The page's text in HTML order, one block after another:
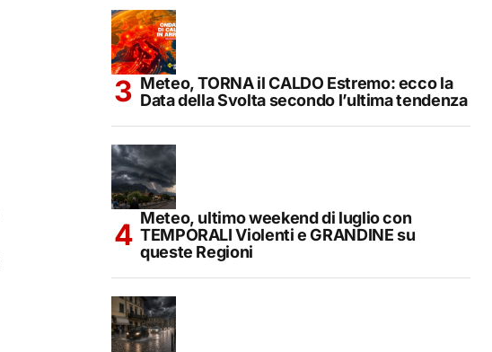
Meteo, TORNA il CALDO Estremo: ecco la
Data della Svolta secondo l’ultima tendenza
Meteo, ultimo weekend di luglio con
TEMPORALI Violenti e GRANDINE su
queste Regioni